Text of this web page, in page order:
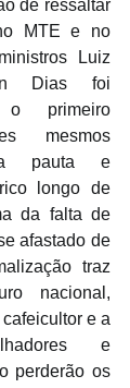
de ressaltar
MTE e no
Luiz
Dias foi
o primeiro
mesmos
a pauta e
longo de
da falta de
afastado de
traz
nacional,
e a
e
perderão os